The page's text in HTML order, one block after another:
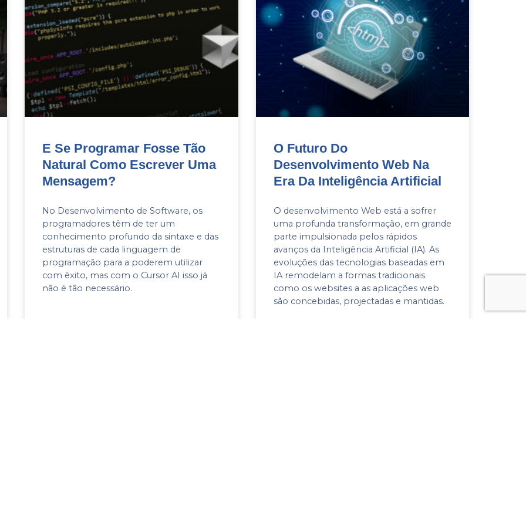
E Se Programar Fosse Tão
Natural Como Escrever Uma
Mensagem?
No Desenvolvimento de Software, os
programadores têm de ter um
conhecimento profundo da sintaxe e das
estruturas de cada linguagem de
programação para a poderem utilizar
com êxito, mas com o Cursor AI isso já
não é tão necessário.
O Futuro Do
Desenvolvimento Web Na
Era Da Inteligência Artificial
O desenvolvimento Web está a sofrer
uma profunda transformação, em grande
parte impulsionada pelos rápidos
avanços da Inteligência Artificial (IA). As
evoluções das tecnologias baseadas em
IA remodelam a formas tradicionais
como os websites a as aplicações web
são concebidas, projectadas e mantidas.